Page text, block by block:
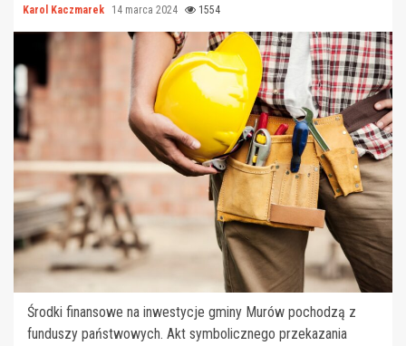
Karol Kaczmarek 14 marca 2024 1554
Środki finansowe na inwestycje gminy Murów pochodzą z
funduszy państwowych. Akt symbolicznego przekazania